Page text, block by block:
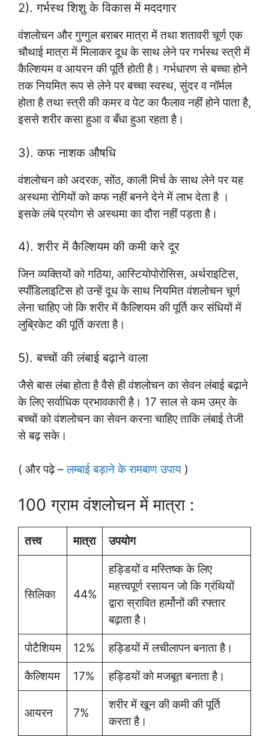
2). गर्भस्थ शिशु के विकास में मददगार
वंशलोचन और गुग्गुल बराबर मात्रा में तथा शतावरी चूर्ण एक
चौथाई मात्रा में मिलाकर दूध के साथ लेने पर गर्भस्थ स्त्री में
कैल्शियम व आयरन की पूर्ति होती है। गर्भधारण से बच्चा होने
तक नियमित रूप से लेने पर बच्चा स्वस्थ, सुंदर व नॉर्मल
होता है तथा स्त्री की कमर व पेट का फैलाव नहीं होने पाता है,
इससे शरीर कसा हुआ व बँधा हुआ रहता है।
3). कफ नाशक औषधि
वंशलोचन को अदरक, सोंठ, काली मिर्च के साथ लेने पर यह
अस्थमा रोगियों को कफ नहीं बनने देने में लाभ देता है ।
इसके लंबे प्रयोग से अस्थमा का दौरा नहीं पड़ता है।
4). शरीर में कैल्शियम की कमी करे दूर
जिन व्यक्तियों को गठिया, आस्टियोपोरोसिस, अर्थराइटिस,
स्पाँडिलाइटिस हो उन्हें दूध के साथ नियमित वंशलोचन चूर्ण
लेना चाहिए जो कि शरीर में कैल्शियम की पूर्ति कर संधियों में
लुब्रिकेट की पूर्ति करता है।
5). बच्चों की लंबाई बढ़ाने वाला
जैसे बास लंबा होता है वैसे ही वंशलोचन का सेवन लंबाई बढ़ाने
के लिए सर्वाधिक प्रभावकारी है। 17 साल से कम उम्र के
बच्चों को वंशलोचन का सेवन करना चाहिए ताकि लंबाई तेजी
से बढ़ सके।
( और पढ़े –लम्बाई बड़ाने के रामबाण उपाय )
100 ग्राम वंशलोचन में मात्रा :
तत्त्व मात्रा उपयोग
सिलिका 44%
हड्डियों व मस्तिष्क के लिए
महत्त्वपूर्ण रसायन जो कि ग्रंथियों
द्वारा स्रावित हार्मोनों की रफ्तार
बढ़ाता है।
पोटैशियम 12% हड्डियों में लचीलापन बनाता है।
कैल्शियम 17% हड्डियों को मजबूत बनाता है।
आयरन 7%
शरीर में खून की कमी की पूर्ति
करता है।